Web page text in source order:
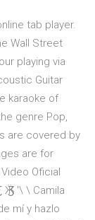
tab player.
Wall Street
playing via
Guitar
karaoke of
genre Pop,
are covered by
are for
Oficial
Ʒ '\ \ Camila
mí y hazlo